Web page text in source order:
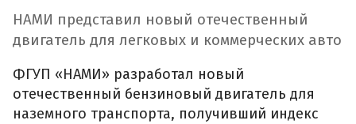
НАМИ представил новый отечественный
двигатель для легковых и коммерческих авто
ФГУП «НАМИ» разработал новый
отечественный бензиновый двигатель для
наземного транспорта, получивший индекс